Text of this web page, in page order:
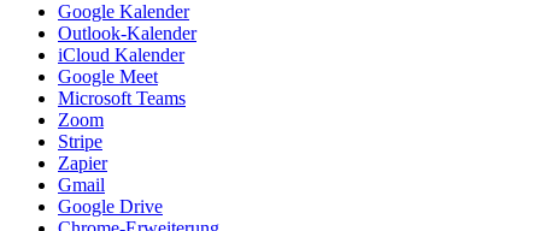
Google Kalender
Outlook-Kalender
iCloud Kalender
Google Meet
Microsoft Teams
Zoom
Stripe
Zapier
Gmail
Google Drive